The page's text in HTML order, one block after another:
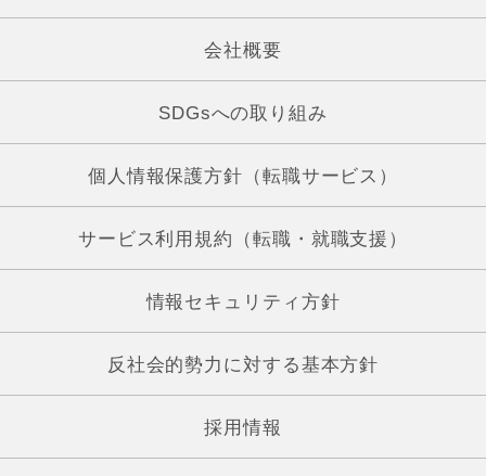
会社概要
SDGsへの取り組み
個人情報保護方針（転職サービス）
サービス利用規約（転職・就職支援）
情報セキュリティ方針
反社会的勢力に対する基本方針
採用情報